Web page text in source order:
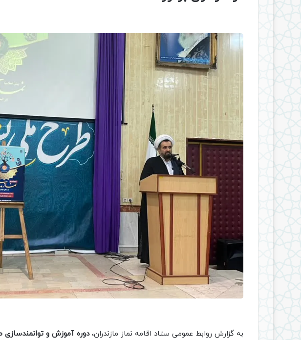
به گزارش روابط عمومی ستاد اقامه نماز مازندران،دوره آموزش و